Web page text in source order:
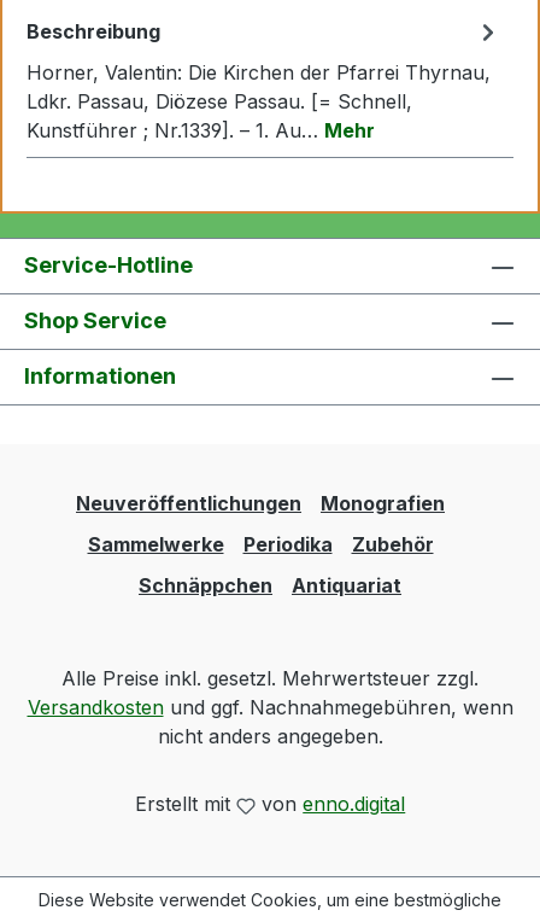
Beschreibung
Horner, Valentin: Die Kirchen der Pfarrei Thyrnau,
Ldkr. Passau, Diözese Passau. [= Schnell,
Kunstführer ; Nr.1339]. – 1. Au… Mehr
Service-Hotline
Shop Service
Informationen
Neuveröffentlichungen
Monografien
Sammelwerke
Periodika
Zubehör
Schnäppchen
Antiquariat
Alle Preise inkl. gesetzl. Mehrwertsteuer zzgl.
Versandkostenund ggf. Nachnahmegebühren, wenn
nicht anders angegeben.
Erstellt mit vonenno.digital
Diese Website verwendet Cookies, um eine bestmögliche